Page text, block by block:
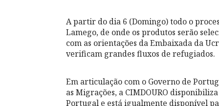
A partir do dia 6 (Domingo) todo o
Lamego, de onde os produtos serão
com as orientações da Embaixada da
verificam grandes fluxos de refugiados.
Em articulação com o Governo de
as Migrações, a CIMDOURO
Portugal e está igualmente disponível